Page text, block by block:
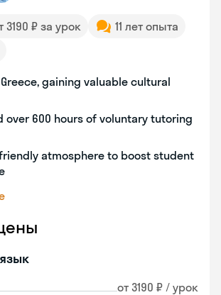
3190 ₽ за урок
11 лет опыта
gaining valuable cultural
over 600 hours of voluntary tutoring
atmosphere to boost student
от 3190 ₽ / урок